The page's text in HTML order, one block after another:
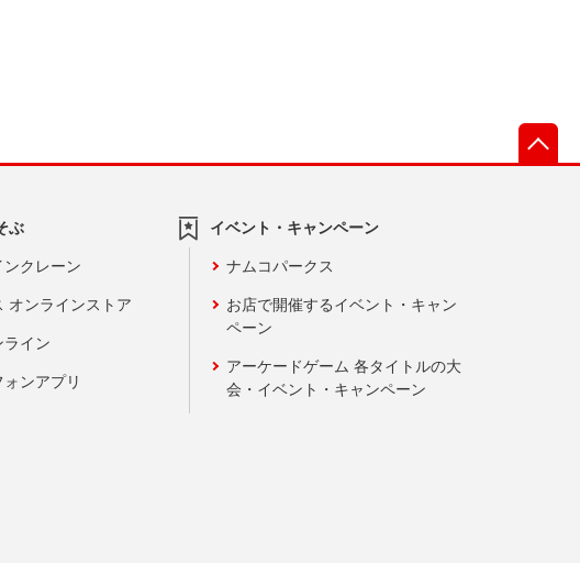
ぶ
クレーン
オンラインストア
ライン
ンアプリ
イベント・キャンペーン
ナムコパークス
お店で開催するイベント・キャン
ペーン
アーケードゲーム 各タイトルの大
会・イベント・キャンペーン